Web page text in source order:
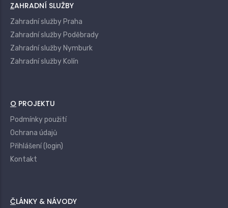
ZAHRADNÍ SLUŽBY
Zahradní služby Praha
Zahradní služby Poděbrady
Zahradní služby Nymburk
Zahradní služby Kolín
O PROJEKTU
Podmínky použití
Ochrana údajů
Přihlášení (login)
Kontakt
ČLÁNKY & NÁVODY